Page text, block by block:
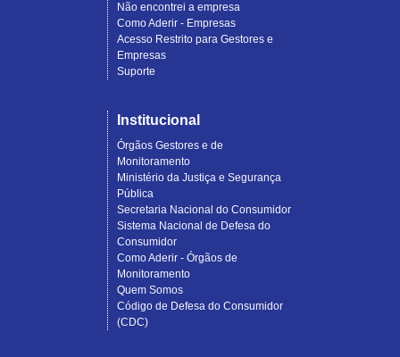
Não encontrei a empresa
Como Aderir - Empresas
Acesso Restrito para Gestores e
Empresas
Suporte
Institucional
Órgãos Gestores e de
Monitoramento
Ministério da Justiça e Segurança
Pública
Secretaria Nacional do Consumidor
Sistema Nacional de Defesa do
Consumidor
Como Aderir - Órgãos de
Monitoramento
Quem Somos
Código de Defesa do Consumidor
(CDC)